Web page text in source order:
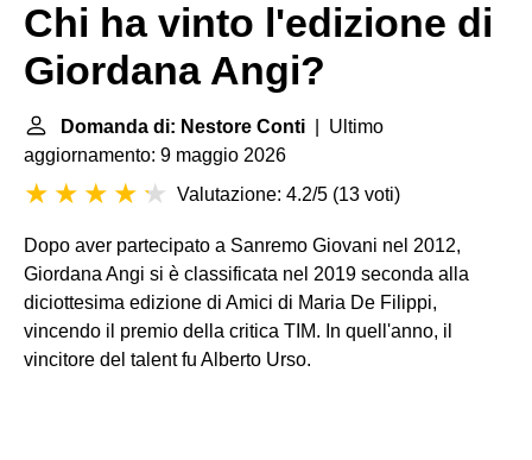
Chi ha vinto l'edizione di
Giordana Angi?
Domanda di: Nestore Conti | Ultimo
aggiornamento: 9 maggio 2026
Valutazione: 4.2/5 (13 voti)
Dopo aver partecipato a Sanremo Giovani nel 2012,
Giordana Angi si è classificata nel 2019 seconda alla
diciottesima edizione di Amici di Maria De Filippi,
vincendo il premio della critica TIM. In quell'anno, il
vincitore del talent fu Alberto Urso.